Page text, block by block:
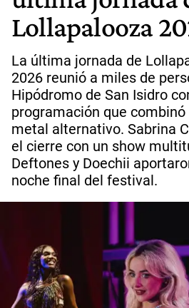
Lollapalooza
La última jornada de
2026 reunió a miles de
Hipódromo de San Isidro
programación que combinó
metal alternativo. Sabrina
el cierre con un show
Deftones y Doechii
noche final del festival.